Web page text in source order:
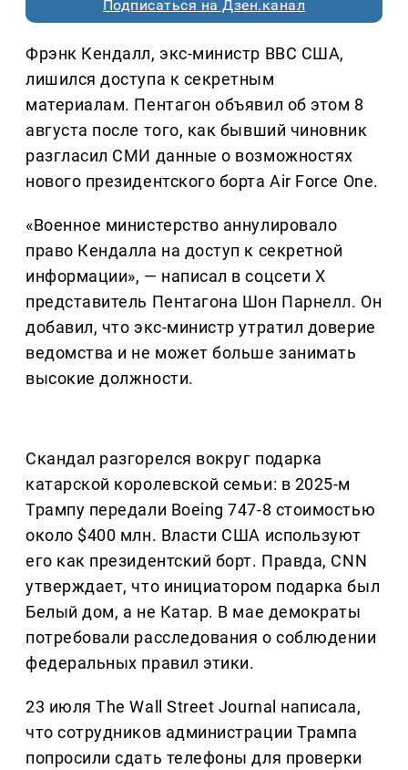
Подписаться на Дзен.канал
Фрэнк Кендалл, экс-министр ВВС США,
лишился доступа к секретным
материалам. Пентагон объявил об этом 8
августа после того, как бывший чиновник
разгласил СМИ данные о возможностях
нового президентского борта Air Force One.
«Военное министерство аннулировало
право Кендалла на доступ к секретной
информации», — написал в соцсети X
представитель Пентагона Шон Парнелл. Он
добавил, что экс-министр утратил доверие
ведомства и не может больше занимать
высокие должности.
Скандал разгорелся вокруг подарка
катарской королевской семьи: в 2025-м
Трампу передали Boeing 747-8 стоимостью
около $400 млн. Власти США используют
его как президентский борт. Правда, CNN
утверждает, что инициатором подарка был
Белый дом, а не Катар. В мае демократы
потребовали расследования о соблюдении
федеральных правил этики.
23 июля The Wall Street Journal написала,
что сотрудников администрации Трампа
попросили сдать телефоны для проверки